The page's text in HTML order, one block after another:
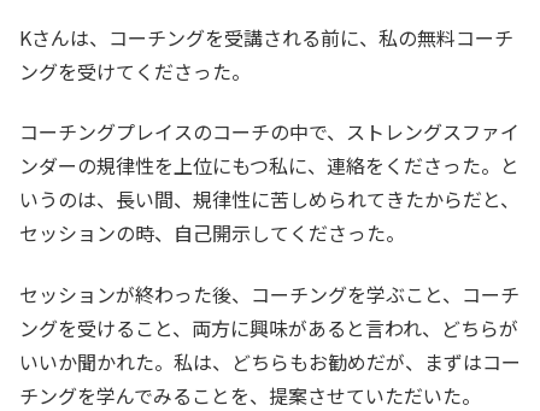
Kさんは、コーチングを受講される前に、私の無料コーチ
ングを受けてくださった。
コーチングプレイスのコーチの中で、ストレングスファイ
ンダーの規律性を上位にもつ私に、連絡をくださった。と
いうのは、長い間、規律性に苦しめられてきたからだと、
セッションの時、自己開示してくださった。
セッションが終わった後、コーチングを学ぶこと、コーチ
ングを受けること、両方に興味があると言われ、どちらが
いいか聞かれた。私は、どちらもお勧めだが、まずはコー
チングを学んでみることを、提案させていただいた。